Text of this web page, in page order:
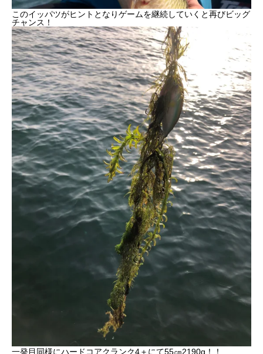
このイッパツがヒントとなりゲームを継続していくと再びビッグ
チャンス！
一発目同様にハードコアクランク4＋にて55㎝2190g！！